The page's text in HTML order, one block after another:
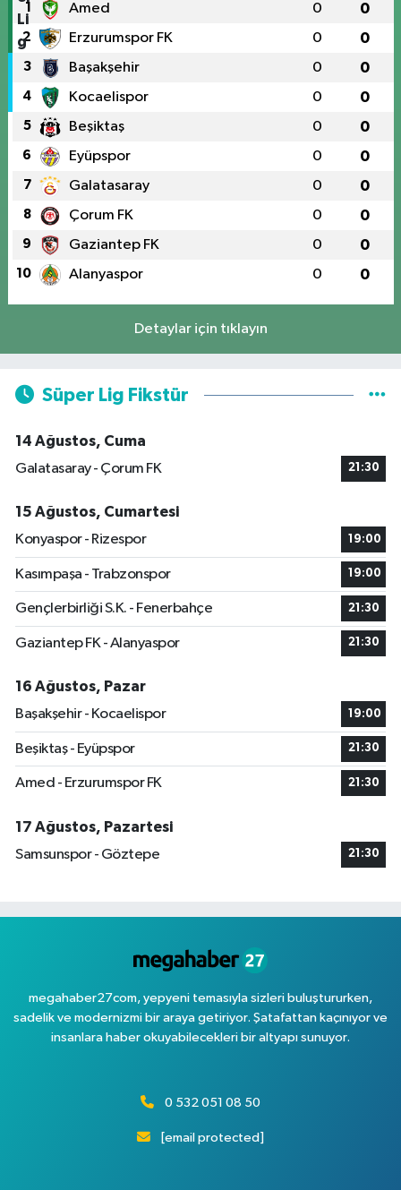
1 Amed 0 0
2 Erzurumspor FK 0 0
3 Başakşehir 0 0
4 Kocaelispor 0 0
5 Beşiktaş 0 0
6 Eyüpspor 0 0
7 Galatasaray 0 0
8 Çorum FK 0 0
9 Gaziantep FK 0 0
10 Alanyaspor 0 0
Detaylar için tıklayın
Süper Lig Fikstür
14 Ağustos, Cuma
Galatasaray - Çorum FK
21:30
15 Ağustos, Cumartesi
Konyaspor - Rizespor
19:00
Kasımpaşa - Trabzonspor 19:00
Gençlerbirliği S.K. - Fenerbahçe 21:30
Gaziantep FK - Alanyaspor 21:30
16 Ağustos, Pazar
Başakşehir - Kocaelispor
19:00
Beşiktaş - Eyüpspor 21:30
Amed - Erzurumspor FK 21:30
17 Ağustos, Pazartesi
Samsunspor - Göztepe
21:30
megahaber27com, yepyeni temasıyla sizleri buluştururken,
sadelik ve modernizmi bir araya getiriyor. Şatafattan kaçınıyor ve
insanlara haber okuyabilecekleri bir altyapı sunuyor.
0 532 051 08 50
[email protected]